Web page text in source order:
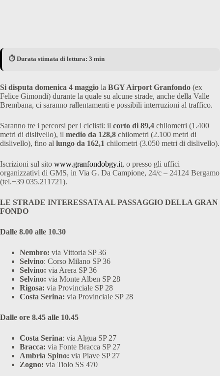
⏱️ Durata stimata di lettura: 3 min
Si disputa domenica 4 maggio la BGY Airport Granfondo (ex
Felice Gimondi) durante la quale su alcune strade, anche della Valle
Brembana, ci saranno rallentamenti e possibili interruzioni al traffico.
Saranno tre i percorsi per i ciclisti: il corto di 89,4 chilometri (1.400
metri di dislivello), il medio da 128,8 chilometri (2.100 metri di
dislivello), fino al lungo da 162,1 chilometri (3.050 metri di dislivello).
Iscrizioni sul sito www.granfondobgy.it, o presso gli uffici
organizzativi di GMS, in Via G. Da Campione, 24/c – 24124 Bergamo
(tel.+39 035.211721).
LE STRADE INTERESSATA AL PASSAGGIO DELLA GRAN
FONDO
Dalle 8.00 alle 10.30
Nembro: via Vittoria SP 36
Selvino: Corso Milano SP 36
Selvino: via Arera SP 36
Selvino: via Monte Alben SP 28
Rigosa: via Provinciale SP 28
Costa Serina: via Provinciale SP 28
Dalle ore 8.45 alle 10.45
Costa Serina: via Algua SP 27
Bracca: via Fonte Bracca SP 27
Ambria Spino: via Piave SP 27
Zogno: via Tiolo SS 470